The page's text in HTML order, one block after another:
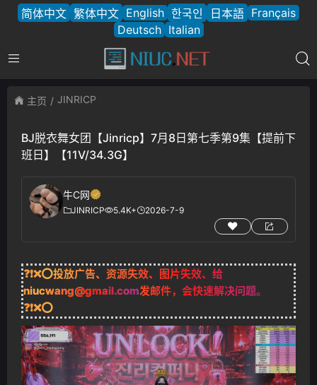
简体中文 繁体中文 English 한국인 日本語 Français
Deutsch Italian
主页 JINRICP
BJ脱衣舞女团【Jinricp】7月8日第七季第9集【提前下
班日】【11V/34.3G】
牛C网
JINRICP 5.4K+ 2026-7-9
❓❗❌⭕投放广告、资源失效、图片失效、给
niucwang@gmail.com发邮件，会快速解决问题。
❓❗❌⭕